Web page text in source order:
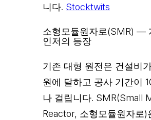
니다. Stocktwits
소형모듈원자로(SMR) —
인저의 등장
기존 대형 원전은 건설비
원에 달하고 공사 기간이
나 걸립니다. SMR(Small
Reactor, 소형모듈원자로)